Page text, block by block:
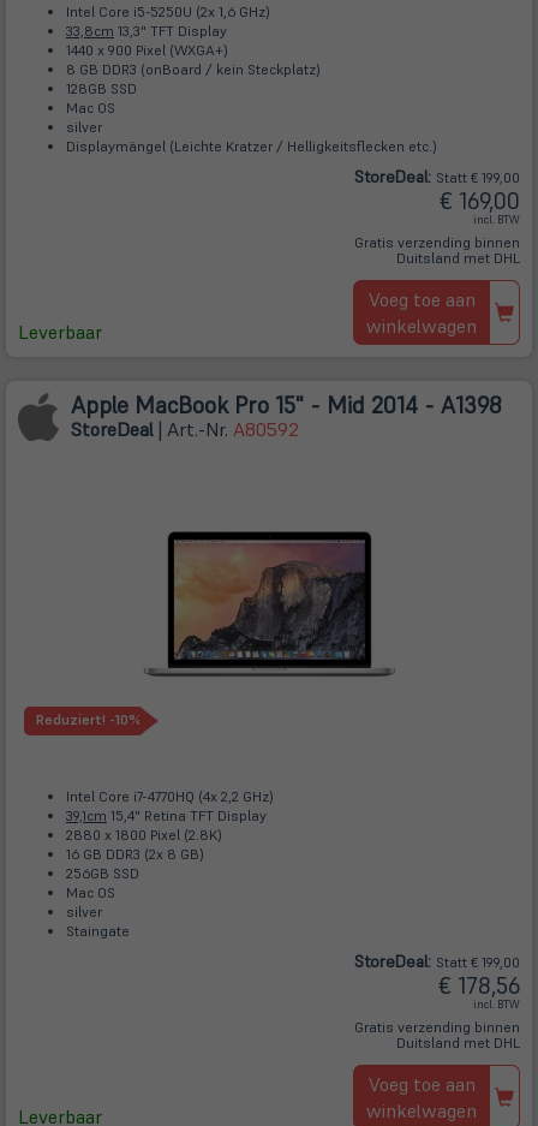
Intel Core i5-5250U (2x 1,6 GHz)
33,8cm 13,3" TFT Display
1440 x 900 Pixel (WXGA+)
8 GB DDR3 (onBoard / kein Steckplatz)
128GB SSD
Mac OS
silver
Displaymängel (Leichte Kratzer / Helligkeitsflecken etc.)
Leverbaar
StoreDeal: Statt € 199,00
€ 169,00
incl. BTW
Gratis verzending binnen
Duitsland met DHL
Voeg toe aan
winkelwagen
Apple MacBook Pro 15" - Mid 2014 - A1398
StoreDeal| Art.-Nr. A80592
Reduziert! -10%
Intel Core i7-4770HQ (4x 2,2 GHz)
39,1cm 15,4" Retina TFT Display
2880 x 1800 Pixel (2.8K)
16 GB DDR3 (2x 8 GB)
256GB SSD
Mac OS
silver
Staingate
Leverbaar
StoreDeal: Statt € 199,00
€ 178,56
incl. BTW
Gratis verzending binnen
Duitsland met DHL
Voeg toe aan
winkelwagen